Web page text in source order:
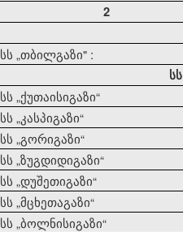
2
სს„თბილგაზი" :
სს
სს„ქუთაისიგაზი“
სს„კასპიგაზი“
სს„გორიგაზი“
სს„ზუგდიდიგაზი“
სს„დუშეთიგაზი“
სს„მცხეთაგაზი“
სს„ბოლნისიგაზი“